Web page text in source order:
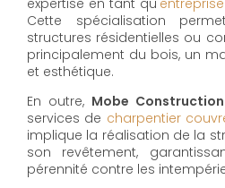
Cette spécialisation
structures résidentielles ou
principalement du bois, un
et esthétique.
En outre, Mobe
services de charpentier
implique la réalisation de la
son revêtement,
pérennité contre les